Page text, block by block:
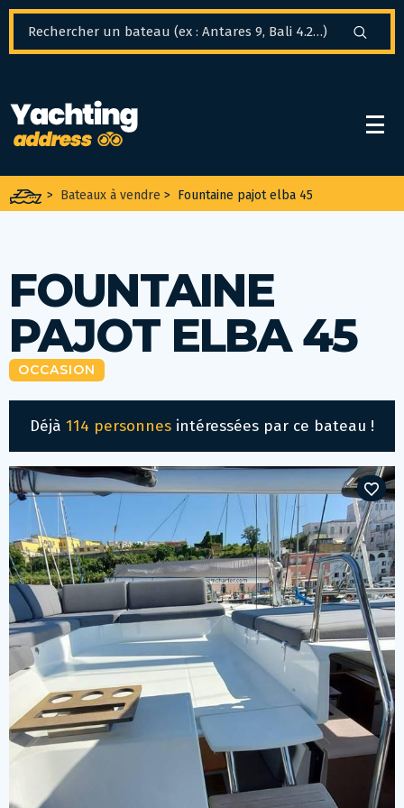
> Bateaux à vendre > Fountaine pajot elba 45
FOUNTAINE
PAJOT ELBA 45
OCCASION
Déjà 114 personnes intéressées par ce bateau !
Panneau de gestion des cookies